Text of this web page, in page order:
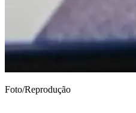
Foto/Reprodução